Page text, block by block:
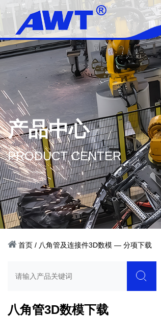
产品中心
PRODUCT CENTER
首页 / 八角管及连接件3D数模 — 分项下载
八角管3D数模下载